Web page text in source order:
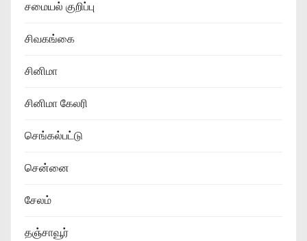
சமையல் குறிப்பு
சிவகங்கை
சினிமா
சினிமா கேலரி
செங்கல்பட்டு
சென்னை
சேலம்
தஞ்சாவூர்